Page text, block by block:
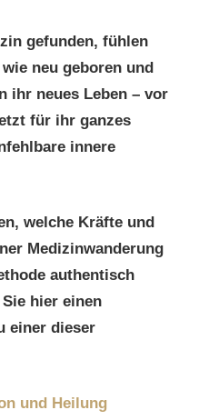
gefunden, fühlen
neu geboren und
ihr neues Leben – vor
für ihr ganzes
innere
welche Kräfte und
Medizinwanderung
authentisch
hier einen
einer dieser
und Heilung